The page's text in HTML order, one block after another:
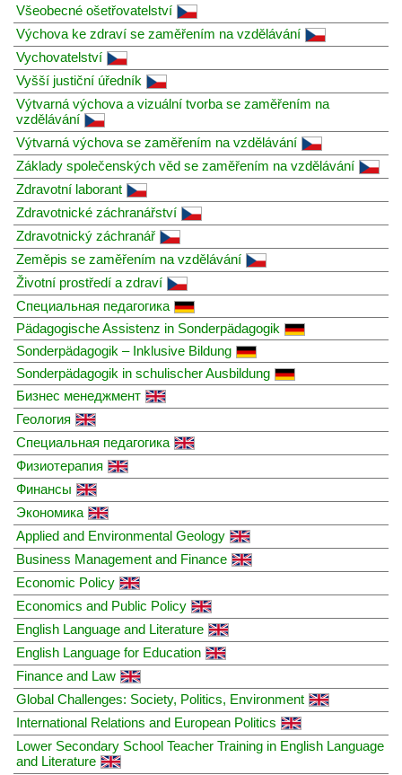
Všeobecné ošetřovatelství
Výchova ke zdraví se zaměřením na vzdělávání
Vychovatelství
Vyšší justiční úředník
Výtvarná výchova a vizuální tvorba se zaměřením na
vzdělávání
Výtvarná výchova se zaměřením na vzdělávání
Základy společenských věd se zaměřením na vzdělávání
Zdravotní laborant
Zdravotnické záchranářství
Zdravotnický záchranář
Zeměpis se zaměřením na vzdělávání
Životní prostředí a zdraví
Специальная педагогика
Pädagogische Assistenz in Sonderpädagogik
Sonderpädagogik – Inklusive Bildung
Sonderpädagogik in schulischer Ausbildung
Бизнес менеджмент
Геология
Специальная педагогика
Физиотерапия
Финансы
Экономика
Applied and Environmental Geology
Business Management and Finance
Economic Policy
Economics and Public Policy
English Language and Literature
English Language for Education
Finance and Law
Global Challenges: Society, Politics, Environment
International Relations and European Politics
Lower Secondary School Teacher Training in English Language
and Literature